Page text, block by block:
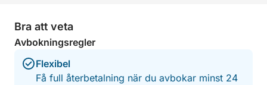
Betalning: Du kan betala hela beloppet på
webbplatsen eller betala för båthyran och skepparen
separat kontant på hyresdagen.
appel à Xavier
Bra att veta
Avbokningsregler
Flexibel
Få full återbetalning när du avbokar minst 24